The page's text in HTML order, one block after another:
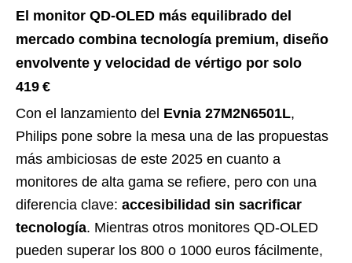
El monitor QD-OLED más equilibrado del
mercado combina tecnología premium, diseño
envolvente y velocidad de vértigo por solo
419 €
Con el lanzamiento del Evnia 27M2N6501L,
Philips pone sobre la mesa una de las propuestas
más ambiciosas de este 2025 en cuanto a
monitores de alta gama se refiere, pero con una
diferencia clave: accesibilidad sin sacrificar
tecnología. Mientras otros monitores QD-OLED
pueden superar los 800 o 1000 euros fácilmente,